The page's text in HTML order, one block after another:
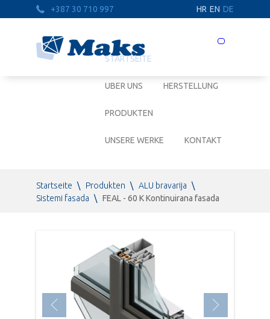
+387 30 710 997 HR EN DE
Prebaci
STARTSEITE
UBER UNS HERSTELLUNG
PRODUKTEN
UNSERE WERKE KONTAKT
Startseite \ Produkten \ ALU bravarija \
Sistemi fasada \ FEAL - 60 K Kontinuirana fasada